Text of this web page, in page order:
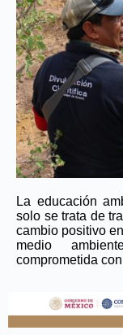
La educación
solo se trata de
cambio positivo
medio
comprometida